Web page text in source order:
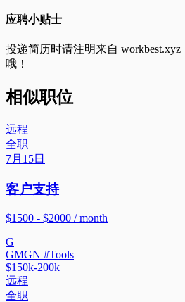
应聘小贴士
投递简历时请注明来自 workbest.xyz
哦！
相似职位
远程
全职
7月15日
客户支持
$1500 - $2000 / month
G
GMGN #Tools
$150k-200k
远程
全职